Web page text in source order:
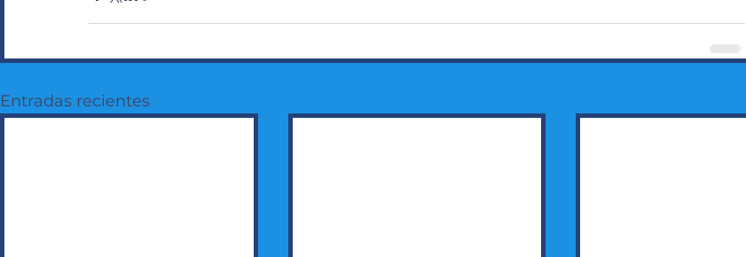
Entradas recientes